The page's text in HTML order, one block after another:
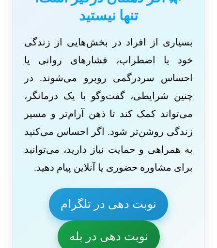
تنها نیستید
بسیاری از افراد در بخش‌هایی از زندگی
خود با اضطراب، فشارهای روانی یا
احساس سردرگمی روبرو می‌شوند. در
چنین شرایطی، گفت‌وگو با یک درمانگر،
می‌تواند کمک کند تا ذهن آرام‌تر و مسیر
زندگی روشن‌تر شود. اگر احساس می‌کنید
به همراهی و حمایت نیاز دارید، می‌توانید
برای مشاوره حضوری یا آنلاین پیام دهید.
نوبت دهی در تلگرام
نوبت دهی در بله